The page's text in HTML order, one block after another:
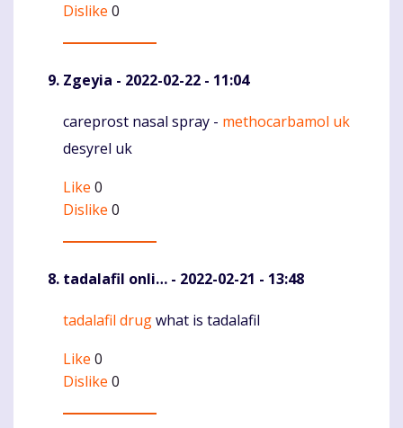
Dislike 0
Zgeyia - 2022-02-22 - 11:04
Komentaras
careprost nasal spray - methocarbamol uk
desyrel uk
Like 0
Dislike 0
tadalafil onli… - 2022-02-21 - 13:48
Komentaras
tadalafil drugwhat is tadalafil
Like 0
Dislike 0